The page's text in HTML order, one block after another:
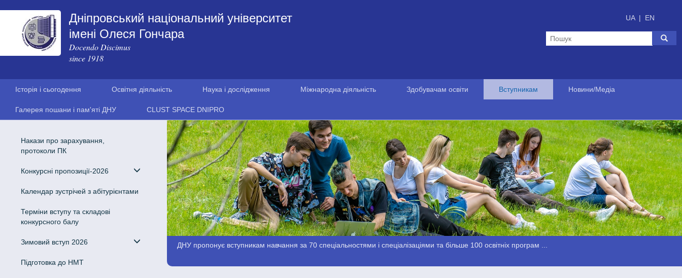
Дніпровський національний університет
імені Олеся Гончара
Docendo Discimus
since 1918
UA | EN
Історія і сьогодення Освітня діяльність Наука і дослідження Міжнародна діяльність Здобувачам освіти Вступникам Новини/Медіа
Галерея пошани і пам'яті ДНУ CLUST SPACE DNIPRO
Накази про зарахування,
протоколи ПК
Конкурсні пропозиції-2026
Календар зустрічей з абітурієнтами
Терміни вступу та складові
конкурсного балу
Зимовий вступ 2026
Підготовка до НМТ
ДНУ пропонує вступникам навчання за 70 спеціальностями і спеціалізаціями та більше 100 освітніх програм ...